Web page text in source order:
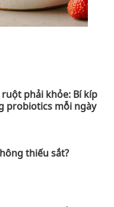
phải khỏe: Bí kíp
probiotics mỗi ngày
thiếu sắt?